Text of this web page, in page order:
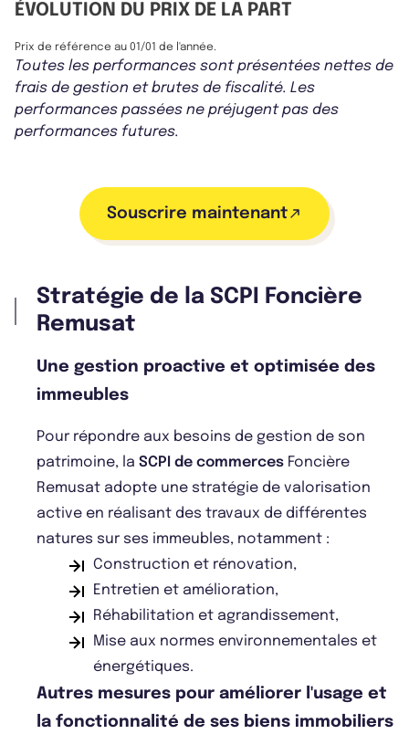
ÉVOLUTION DU PRIX DE LA PART
Prix de référence au 01/01 de l'année.
Toutes les performances sont présentées nettes de
frais de gestion et brutes de fiscalité. Les
performances passées ne préjugent pas des
performances futures.
Souscrire maintenant
Stratégie de la SCPI Foncière
Remusat
Une gestion proactive et optimisée des
immeubles
Pour répondre aux besoins de gestion de son
patrimoine, la SCPI de commerces Foncière
Remusat adopte une stratégie de valorisation
active en réalisant des travaux de différentes
natures sur ses immeubles, notamment :
Construction et rénovation,
Entretien et amélioration,
Réhabilitation et agrandissement,
Mise aux normes environnementales et
énergétiques.
Autres mesures pour améliorer l'usage et
la fonctionnalité de ses biens immobiliers